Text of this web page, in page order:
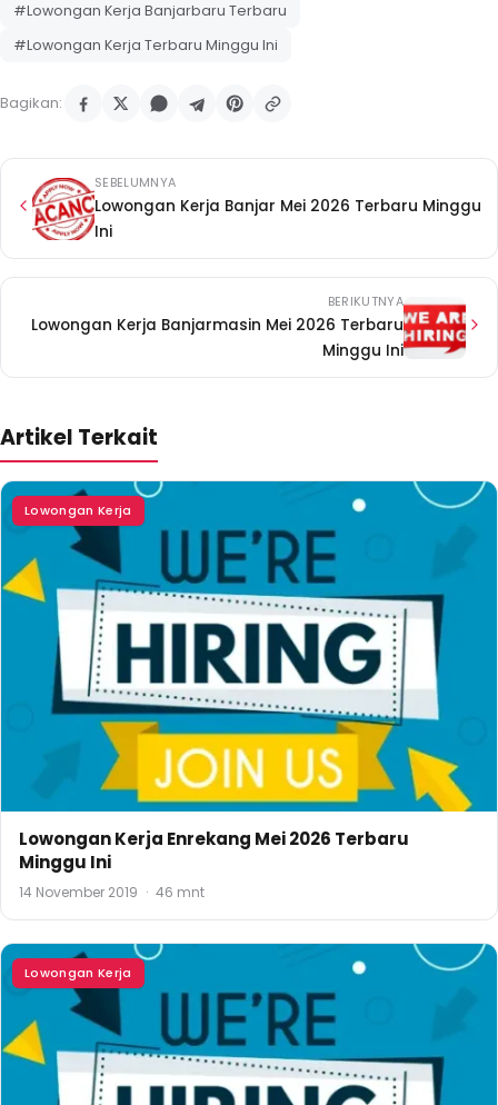
#Lowongan Kerja Banjarbaru Terbaru
#Lowongan Kerja Terbaru Minggu Ini
Bagikan:
SEBELUMNYA
Lowongan Kerja Banjar Mei 2026 Terbaru Minggu
Ini
BERIKUTNYA
Lowongan Kerja Banjarmasin Mei 2026 Terbaru
Minggu Ini
Artikel Terkait
Lowongan Kerja
Lowongan Kerja Enrekang Mei 2026 Terbaru
Minggu Ini
14 November 2019 · 46 mnt
Lowongan Kerja